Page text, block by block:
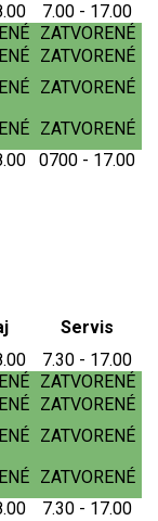
7.00 - 17.00
ZATVORENÉ
ZATVORENÉ
ZATVORENÉ
ZATVORENÉ
0700 - 17.00
Servis
7.30 - 17.00
ZATVORENÉ
ZATVORENÉ
ZATVORENÉ
ZATVORENÉ
7.30 - 17.00